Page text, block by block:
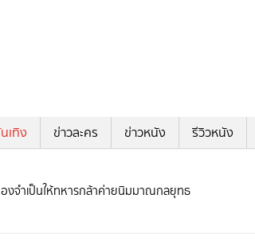
เทิง ข่าวละคร ข่าวหนัง รีวิวหนัง
งจำเป็นให้ทหารกล้าค่ายนิมมาณกลยุทธ